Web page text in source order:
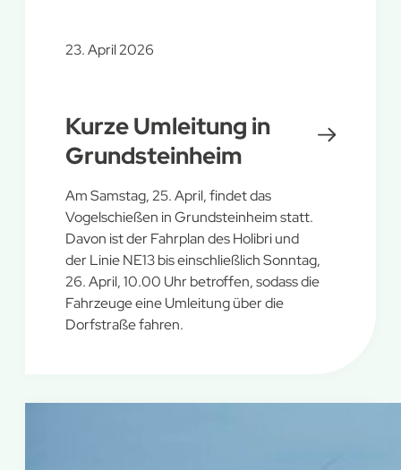
23. April 2026
Kurze Umleitung in
Grundsteinheim
Am Samstag, 25. April, findet das
Vogelschießen in Grundsteinheim statt.
Davon ist der Fahrplan des Holibri und
der Linie NE13 bis einschließlich Sonntag,
26. April, 10.00 Uhr betroffen, sodass die
Fahrzeuge eine Umleitung über die
Dorfstraße fahren.